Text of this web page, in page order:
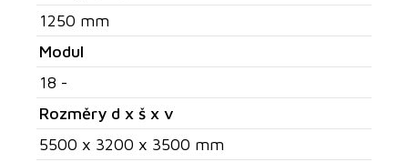
1250 mm
Modul
18 -
Rozměry d x š x v
5500 x 3200 x 3500 mm